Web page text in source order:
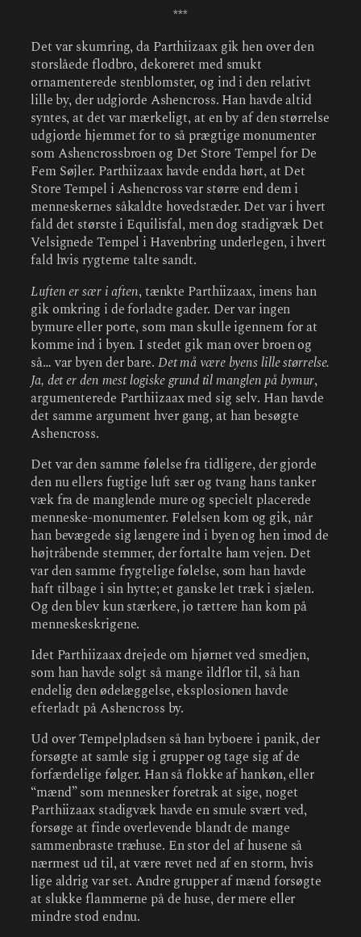
***
Det var skumring, da Parthiizaax gik hen over den
storslåede flodbro, dekoreret med smukt
ornamenterede stenblomster, og ind i den relativt
lille by, der udgjorde Ashencross. Han havde altid
syntes, at det var mærkeligt, at en by af den størrelse
udgjorde hjemmet for to så prægtige monumenter
som Ashencrossbroen og Det Store Tempel for De
Fem Søjler. Parthiizaax havde endda hørt, at Det
Store Tempel i Ashencross var større end dem i
menneskernes såkaldte hovedstæder. Det var i hvert
fald det største i Equilisfal, men dog stadigvæk Det
Velsignede Tempel i Havenbring underlegen, i hvert
fald hvis rygterne talte sandt.
Luften er sær i aften, tænkte Parthiizaax, imens han
gik omkring i de forladte gader. Der var ingen
bymure eller porte, som man skulle igennem for at
komme ind i byen. I stedet gik man over broen og
så… var byen der bare. Det må være byens lille størrelse.
Ja, det er den mest logiske grund til manglen på bymur,
argumenterede Parthiizaax med sig selv. Han havde
det samme argument hver gang, at han besøgte
Ashencross.
Det var den samme følelse fra tidligere, der gjorde
den nu ellers fugtige luft sær og tvang hans tanker
væk fra de manglende mure og specielt placerede
menneske-monumenter. Følelsen kom og gik, når
han bevægede sig længere ind i byen og hen imod de
højtråbende stemmer, der fortalte ham vejen. Det
var den samme frygtelige følelse, som han havde
haft tilbage i sin hytte; et ganske let træk i sjælen.
Og den blev kun stærkere, jo tættere han kom på
menneskeskrigene.
Idet Parthiizaax drejede om hjørnet ved smedjen,
som han havde solgt så mange ildflor til, så han
endelig den ødelæggelse, eksplosionen havde
efterladt på Ashencross by.
Ud over Tempelpladsen så han byboere i panik, der
forsøgte at samle sig i grupper og tage sig af de
forfærdelige følger. Han så flokke af hankøn, eller
“mænd” som mennesker foretrak at sige, noget
Parthiizaax stadigvæk havde en smule svært ved,
forsøge at finde overlevende blandt de mange
sammenbraste træhuse. En stor del af husene så
nærmest ud til, at være revet ned af en storm, hvis
lige aldrig var set. Andre grupper af mænd forsøgte
at slukke flammerne på de huse, der mere eller
mindre stod endnu.